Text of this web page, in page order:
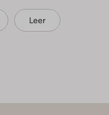
Leer